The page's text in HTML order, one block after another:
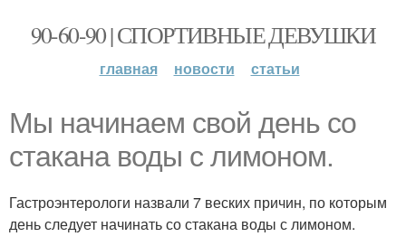
90-60-90 | СПОРТИВНЫЕ ДЕВУШКИ
главная новости статьи
Мы начинаем свой день со
стакана воды с лимоном.
Гастроэнтерологи назвали 7 веских причин, по которым
день следует начинать со стакана воды с лимоном.